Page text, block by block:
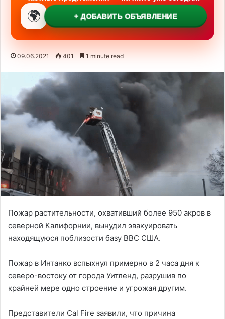
🌍 + ДОБАВИТЬ ОБЪЯВЛЕНИЕ
09.06.2021 401 1 minute read
Пожар растительности, охвативший более 950 акров в
северной Калифорнии, вынудил эвакуировать
находящуюся поблизости базу ВВС США.
Пожар в Интанко вспыхнул примерно в 2 часа дня к
северо-востоку от города Уитленд, разрушив по
крайней мере одно строение и угрожая другим.
Представители Cal Fire заявили, что причина